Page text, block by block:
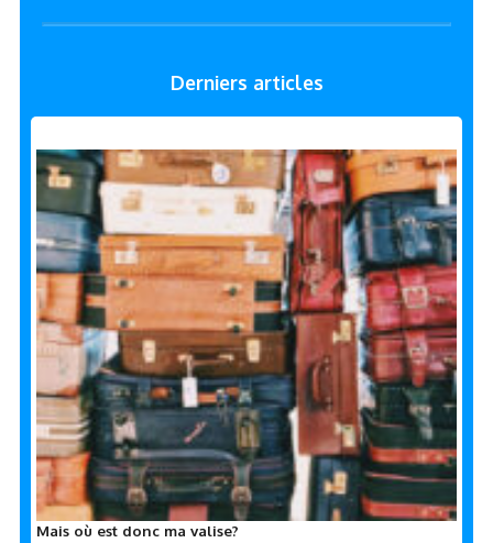
Derniers articles
Mais où est donc ma valise?